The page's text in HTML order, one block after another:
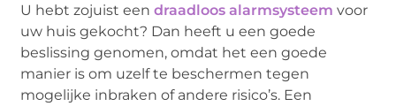
U hebt zojuist eendraadloos alarmsysteem voor
uw huis gekocht? Dan heeft u een goede
beslissing genomen, omdat het een goede
manier is om uzelf te beschermen tegen
mogelijke inbraken of andere risico’s. Een